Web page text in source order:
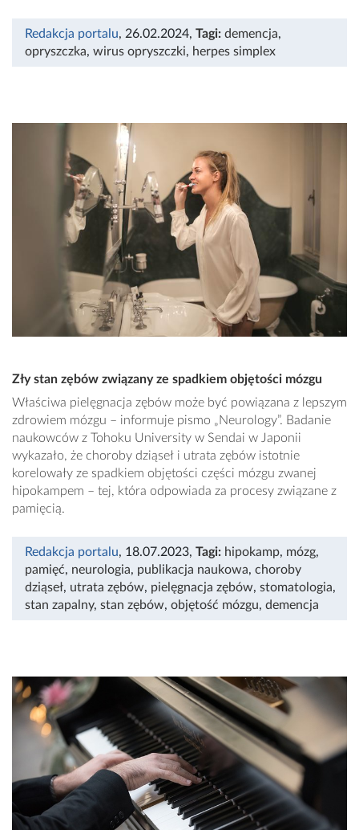
Redakcja portalu, 26.02.2024, Tagi: demencja,
opryszczka, wirus opryszczki, herpes simplex
Zły stan zębów związany ze spadkiem objętości mózgu
Właściwa pielęgnacja zębów może być powiązana z lepszym
zdrowiem mózgu – informuje pismo „Neurology”. Badanie
naukowców z Tohoku University w Sendai w Japonii
wykazało, że choroby dziąseł i utrata zębów istotnie
korelowały ze spadkiem objętości części mózgu zwanej
hipokampem – tej, która odpowiada za procesy związane z
pamięcią.
Redakcja portalu, 18.07.2023, Tagi: hipokamp, mózg,
pamięć, neurologia, publikacja naukowa, choroby
dziąseł, utrata zębów, pielęgnacja zębów, stomatologia,
stan zapalny, stan zębów, objętość mózgu, demencja